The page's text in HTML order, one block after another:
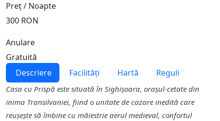
Preț / Noapte
300 RON
Anulare
Gratuită
Descriere
Facilități Hartă Reguli
Casa cu Prispă este situată în Sighișoara, orașul-cetate din
inima Transilvaniei, fiind o unitate de cazare inedită care
reușește să îmbine cu măiestrie aerul medieval, confortul